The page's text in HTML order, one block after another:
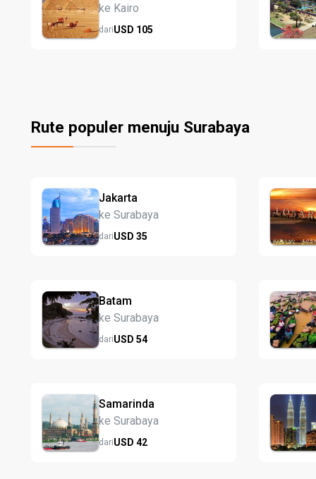
ke Kairo
dariUSD 105
Rute populer menuju Surabaya
Jakarta
ke Surabaya
dariUSD 35
Batam
ke Surabaya
dariUSD 54
Samarinda
ke Surabaya
dariUSD 42